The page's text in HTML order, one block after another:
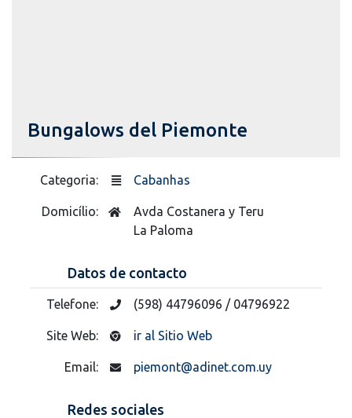
Bungalows del Piemonte
Categoria: Cabanhas
Domicílio:
Avda Costanera y Teru
La Paloma
Datos de contacto
Telefone: (598) 44796096 / 04796922
Site Web: ir al Sitio Web
Email: piemont@adinet.com.uy
Redes sociales